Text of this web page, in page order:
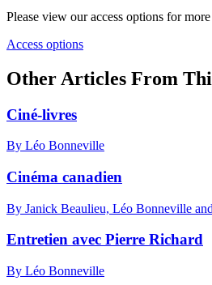
Please view our access options for
Access options
Other Articles From
Ciné-livres
By Léo Bonneville
Cinéma canadien
By Janick Beaulieu, Léo Bonneville
Entretien avec Pierre Richard
By Léo Bonneville